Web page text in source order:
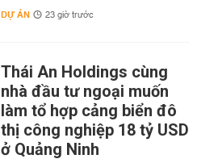
DỰ ÁN 23 giờ trước
Thái An Holdings cùng
nhà đầu tư ngoại muốn
làm tổ hợp cảng biển đô
thị công nghiệp 18 tỷ USD
ở Quảng Ninh